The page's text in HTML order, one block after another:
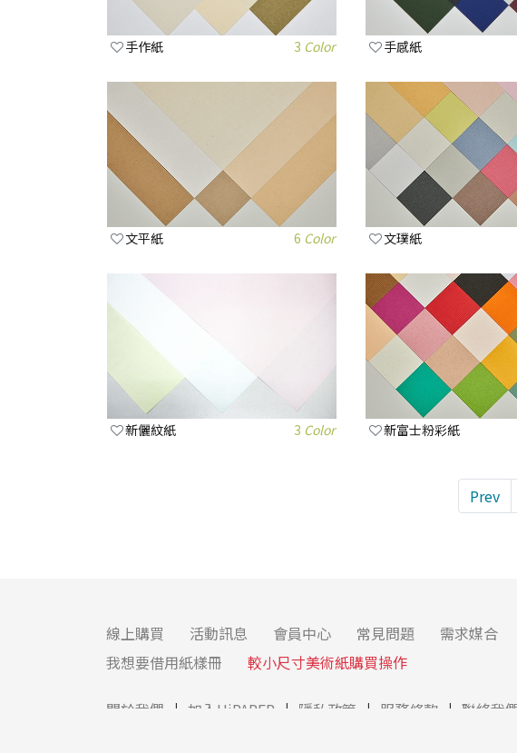
手作紙 3 Color 手感紙
文平紙 6 Color 文璞紙
新儷紋紙 3 Color 新富士粉彩紙
Prev
線上購買 活動訊息 會員中心 常見問題 需求媒合
我想要借用紙樣冊
較小尺寸美術紙購買操作
關於我們 加入HiPAPER 隱私政策 服務條款 聯絡我